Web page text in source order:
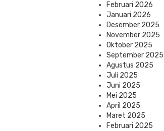
Februari 2026
Januari 2026
Desember 2025
November 2025
Oktober 2025
September 2025
Agustus 2025
Juli 2025
Juni 2025
Mei 2025
April 2025
Maret 2025
Februari 2025